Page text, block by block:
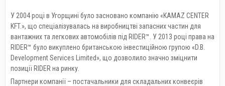
У 2004 році в Угорщині було засновано компанію «KAMAZ CENTER
KFT.», що спеціалізувалась на виробництві запасних частин для
вантажних та легкових автомобілів під RIDER™. У 2013 році права на
RIDER™ було викуплено британською інвестиційною групою «D.B.
Development Services Limited», що дозволило значно зміцнити
позиції RIDER на ринку.
Партнери компанії – постачальники для складальних конвеєрів